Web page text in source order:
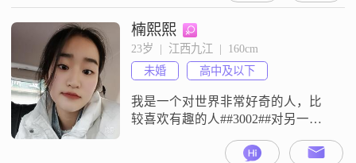
美的旋律仿佛是她心灵的倾诉，总
能在音符的世界里找到宁静与快
乐；她喜欢旅游，用脚步丈量世
界，领略不同的风土人情，让自己
的视野更加开阔；她也热衷于健
身，保持着健康的生活方式，展现
出积极的生活态度。她就是这
楠熙熙
23岁  |  江西九江  |  160cm
未婚
高中及以下
我是一个对世界非常好奇的人，比
较喜欢有趣的人##3002##对另一半
缘，兴趣差不多就行##3002##